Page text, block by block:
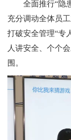
全面推行“隐
充分调动全体员
打破安全管理“专
人讲安全、个个
围。